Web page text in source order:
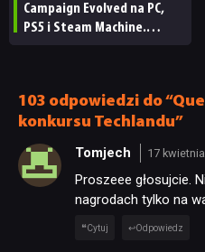
Campaign Evolved na PC,
PS5 i Steam Machine.
103 odpowiedzi do
konkursu Techlandu”
Tomjech 17
Proszeee głosujcie.
nagrodach tylko na
Cytuj Odpowiedz